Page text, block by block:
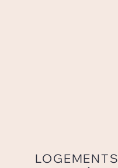
LOGEMENTS